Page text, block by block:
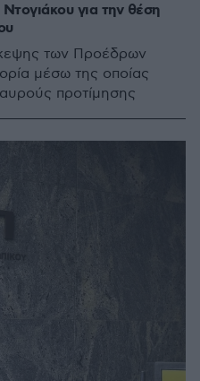
για την θέση
των Προέδρων
μέσω της οποίας
προτίμησης